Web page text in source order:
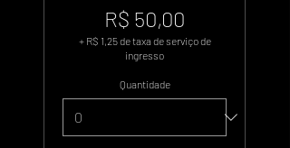
R$ 50,00
+ R$ 1,25 de taxa de serviço de
ingresso
Quantidade